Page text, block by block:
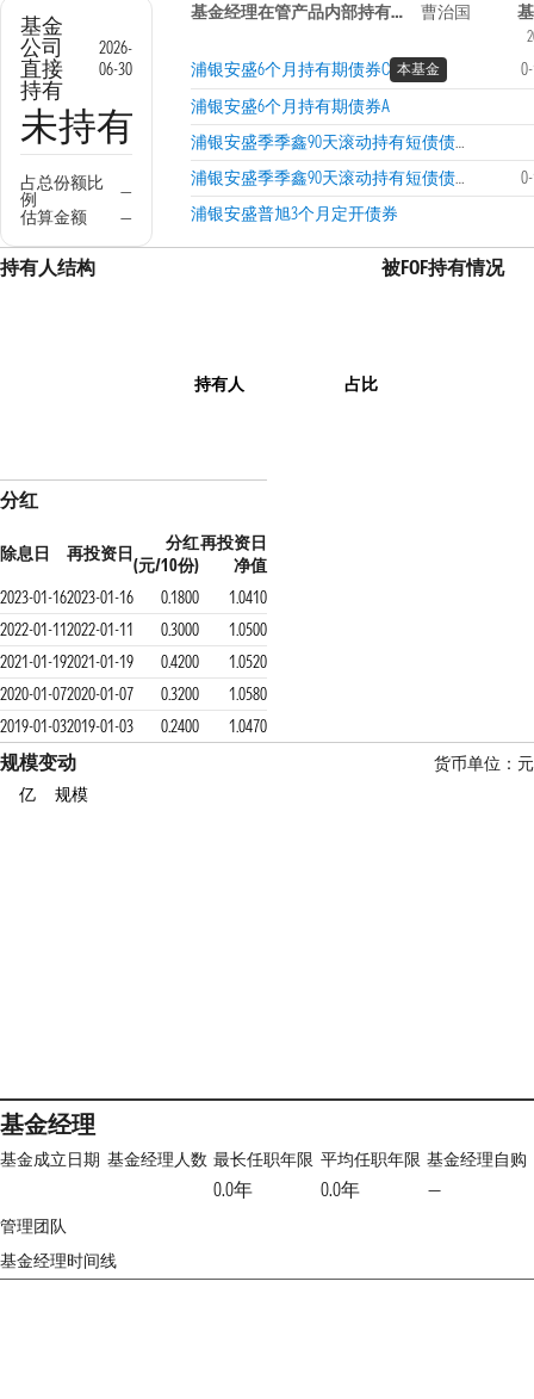
基金
公司
直接
持有
2026-
06-30
未持有
占总份额比
例
—
估算金额
—
基金经理在管产品内部持有信息 曹治国
浦银安盛6个月持有期债券C 本基金
浦银安盛6个月持有期债券A
浦银安盛季季鑫90天滚动持有短债债券A
浦银安盛季季鑫90天滚动持有短债债券C
浦银安盛普旭3个月定开债券
持有人结构
持有人 占比
被FOF持有情况
分红
除息日 再投资日
分红
(元/10份)
再投资日
净值
2023-01-162023-01-16 0.1800
1.0410
2022-01-112022-01-11 0.3000
1.0500
2021-01-192021-01-19 0.4200
1.0520
2020-01-072020-01-07 0.3200
1.0580
2019-01-032019-01-03 0.2400 1.0470
规模变动
货币单位：元
亿
规模
基金经理
基金成立日期 基金经理人数 最长任职年限
0.0年
平均任职年限
0.0年
基金经理自购
—
管理团队
基金经理时间线